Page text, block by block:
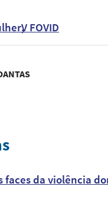
V FOVID
da violência